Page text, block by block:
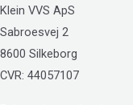
Klein VVS ApS
Sabroesvej 2
8600 Silkeborg
CVR: 44057107